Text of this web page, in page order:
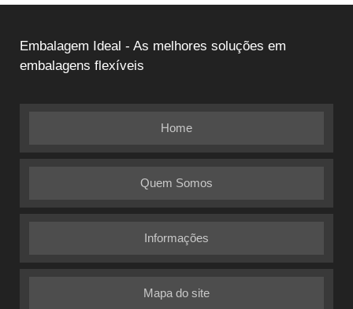
Embalagem Ideal - As melhores soluções em
embalagens flexíveis
Home
Quem Somos
Informações
Mapa do site